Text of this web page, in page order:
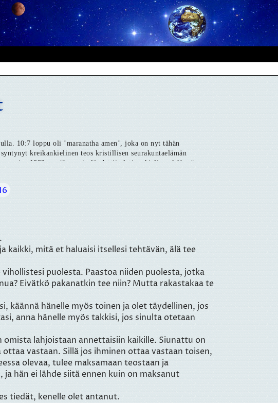
10:7 loppu oli ’maranatha amen’, joka on nyt tähän
kreikankielinen teos kristillisen seurakuntaelämän
1883, myöhemmin löydettiin latinankielinen käännös
eläneet kirkkoisät pitivät kirjoitusta huomattavan
tämä oppi on juutalaisten alunperin kehittämä vanhimpien
apostolin kautta pakanoille’ (1890) ja uudelleen O.Stenroth:
kaikki, mitä et haluaisi itsellesi tehtävän, älä tee
puolesta. Paastoa niiden puolesta, jotka
Eivätkö pakanatkin tee niin? Mutta rakastakaa te
käännä hänelle myös toinen ja olet täydellinen, jos
anna hänelle myös takkisi, jos sinulta otetaan
lahjoistaan annettaisiin kaikille. Siunattu on
vastaan. Sillä jos ihminen ottaa vastaan toisen,
olevaa, tulee maksamaan teostaan ja
hän ei lähde siitä ennen kuin on maksanut
tiedät, kenelle olet antanut.